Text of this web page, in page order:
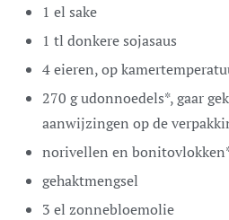
1 el sake
1 tl donkere sojasaus
4eieren,op
270 gudonnoedels*,gaar
aanwijzingen op de
norivellen en
gehaktmengsel
3 el zonnebloemolie